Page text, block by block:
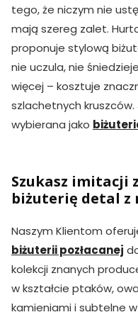
tego, że niczym nie
mają szereg zalet.
proponuje stylową
nie uczula, nie
więcej – kosztuje
szlachetnych
wybierana jako
Szukasz imitacji
biżuterię detal z
Naszym Klientom
biżuterii pozłacanej
kolekcji znanych
w kształcie ptaków,
kamieniami i subtelne